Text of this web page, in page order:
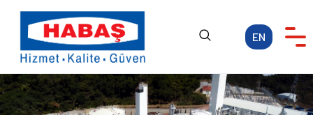
EN
Anasayfa
KURUMSAL